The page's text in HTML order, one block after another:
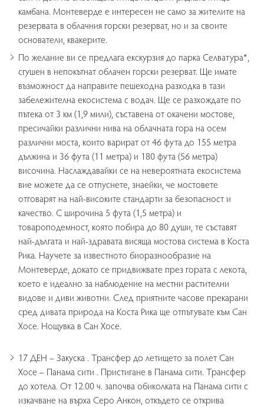
камбана. Монтеверде е интересен не само за жителите на
резервата в облачния горски резерват, но и за своите
основатели, квакерите.
По желание ви се предлага екскурзия до парка Селватура*,
сгушен в непокътнат облачен горски резерват. Ще имате
възможност да направите пешеходна разходка в тази
забележителна екосистема с водач. Ще се разхождате по
пътека от 3 км (1,9 мили), съставена от окачени мостове,
пресичайки различни нива на облачната гора на осем
различни моста, които варират от 46 фута до 155 метра
дължина и 36 фута (11 метра) и 180 фута (56 метра)
височина. Наслаждавайки се на невероятната екосистема
вие можете да се отпуснете, знаейки, че мостовете
отговарят на най-високите стандарти за безопасност и
качество. С широчина 5 фута (1,5 метра) и
товароподемност, която побира до 80 души, те съставят
най-дългата и най-здравата висяща мостова система в Коста
Рика. Научете за известното биоразнообразие на
Монтеверде, докато се придвижвате през гората с лекота,
което е идеално за наблюдение на местни растителни
видове и диви животни. След приятните часове прекарани
сред дивата природа на Коста Рика ще отпътувате към Сан
Хосе. Нощувка в Сан Хосе.
17 ДЕН – Закуска . Трансфер до летището за полет Сан
Хосе – Панама сити . Пристигане в Панама сити. Трансфер
до хотела. От 12.00 ч. започва обиколката на Панама сити с
изкачване на върха Серо Анкон, откъдето се открива